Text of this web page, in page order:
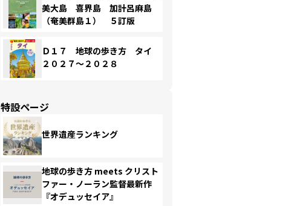
美大島 喜界島 加計呂麻島
（奄美群島１） ５訂版
Ｄ１７ 地球の歩き方 タイ
２０２７～２０２８
特設ページ
世界遺産ランキング
地球の歩き方 meets クリスト
ファー・ノーラン監督最新作
『オデュッセイア』